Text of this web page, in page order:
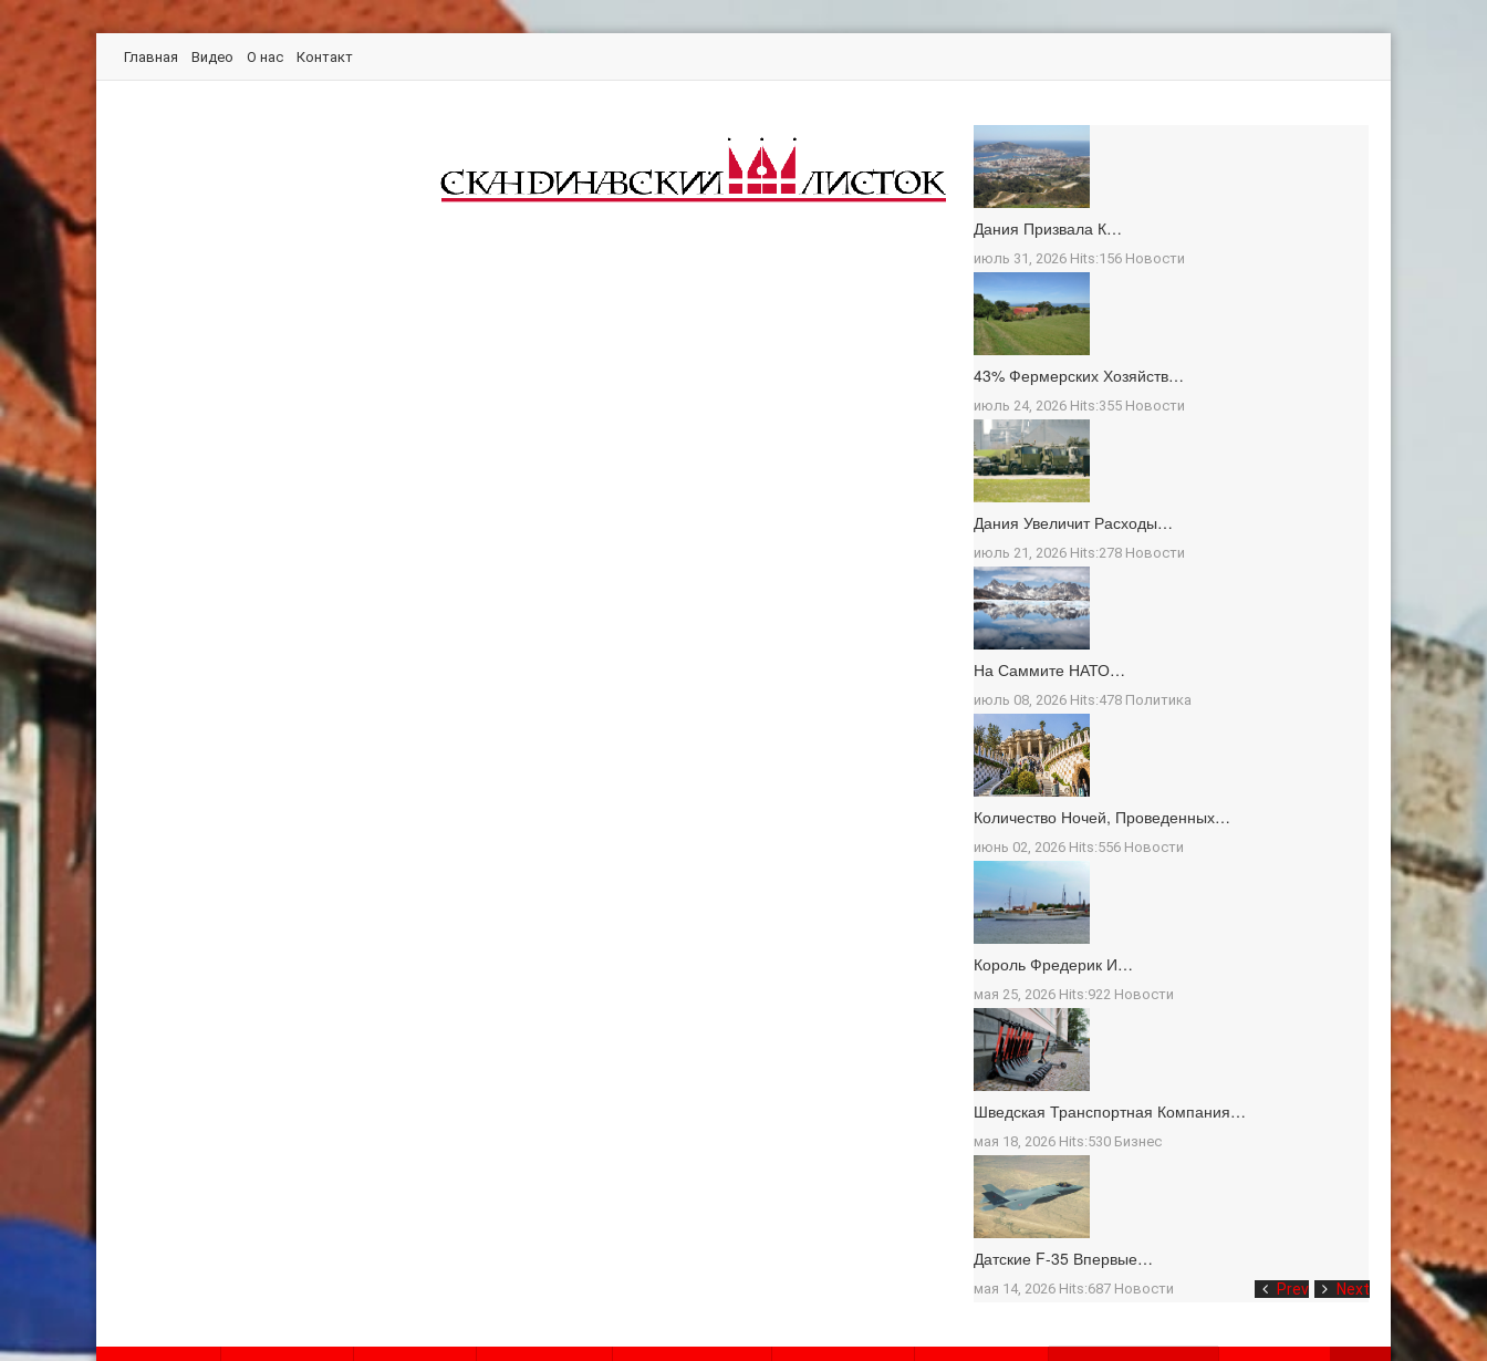
Главная Видео О нас Контакт
Prev Next
Дания Призвала К…
июль 31, 2026 Hits:156 Новости
43% Фермерских Хозяйств…
июль 24, 2026 Hits:355 Новости
Дания Увеличит Расходы…
июль 21, 2026 Hits:278 Новости
На Саммите НАТО…
июль 08, 2026 Hits:478 Политика
Количество Ночей, Проведенных…
июнь 02, 2026 Hits:556 Новости
Король Фредерик И…
мая 25, 2026 Hits:922 Новости
Шведская Транспортная Компания…
мая 18, 2026 Hits:530 Бизнес
Датские F-35 Впервые…
мая 14, 2026 Hits:687 Новости